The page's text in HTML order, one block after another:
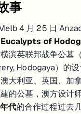
事
4 月 25 日
Eucalypts of
滨英联邦战争公墓
Hodogaya）的
大利亚、英国、加
的公墓，澳方设计
代的合作过程过去